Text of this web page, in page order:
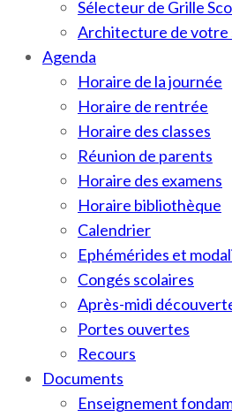
Sélecteur de Grille
Architecture de votre
Agenda
Horaire de la journée
Horaire de rentrée
Horaire des classes
Réunion de parents
Horaire des examens
Horaire bibliothèque
Calendrier
Ephémérides et
Congés scolaires
Après-midi
Portes ouvertes
Recours
Documents
Enseignement